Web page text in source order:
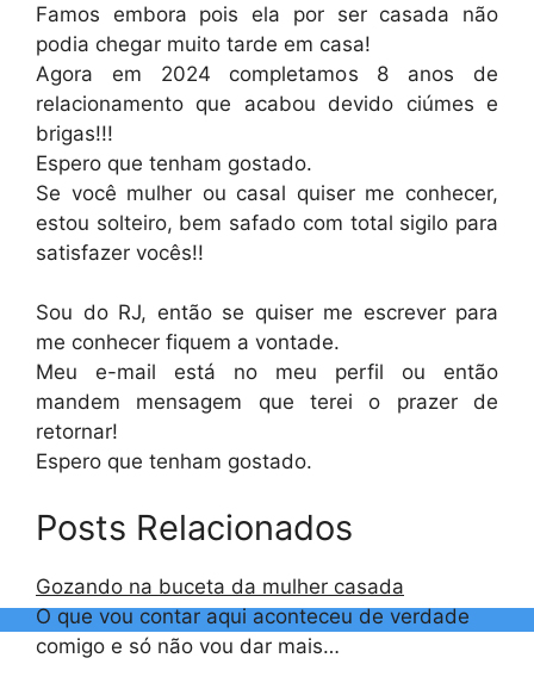
Famos embora pois ela por ser casada não
podia chegar muito tarde em casa!
Agora em 2024 completamos 8 anos de
relacionamento que acabou devido ciúmes e
brigas!!!
Espero que tenham gostado.
Se você mulher ou casal quiser me conhecer,
estou solteiro, bem safado com total sigilo para
satisfazer vocês!!
Sou do RJ, então se quiser me escrever para
me conhecer fiquem a vontade.
Meu e-mail está no meu perfil ou então
mandem mensagem que terei o prazer de
retornar!
Espero que tenham gostado.
Posts Relacionados
Gozando na buceta da mulher casada
O que vou contar aqui aconteceu de verdade
comigo e só não vou dar mais…